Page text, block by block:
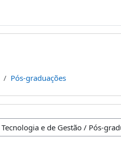
Pós-graduações